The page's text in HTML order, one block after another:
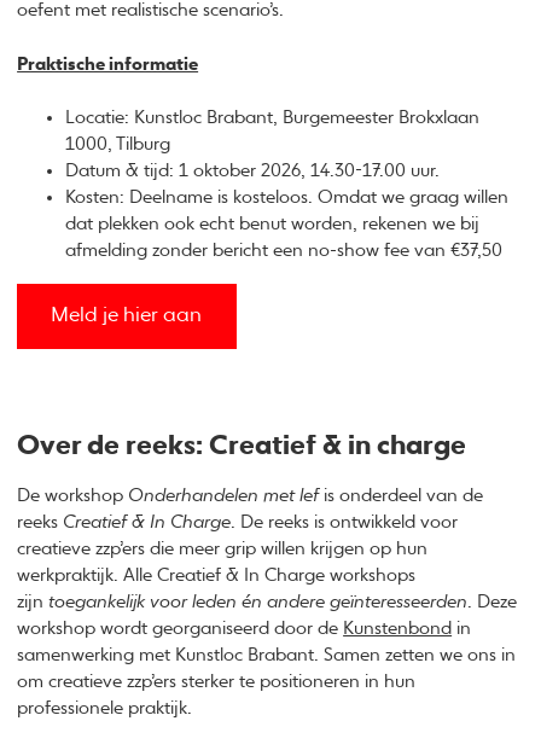
oefent met realistische scenario’s.
Praktische informatie
Locatie: Kunstloc Brabant, Burgemeester Brokxlaan
1000, Tilburg
Datum & tijd: 1 oktober 2026, 14.30-17.00 uur.
Kosten: Deelname is kosteloos. Omdat we graag willen
dat plekken ook echt benut worden, rekenen we bij
afmelding zonder bericht een no-show fee van €37,50
Meld je hier aan
Over de reeks: Creatief & in charge
De workshop Onderhandelen met lef is onderdeel van de
reeks Creatief & In Charge . De reeks is ontwikkeld voor
creatieve zzp’ers die meer grip willen krijgen op hun
werkpraktijk. Alle Creatief & In Charge workshops
zijntoegankelijk voor leden én andere geïnteresseerden . Deze
workshop wordt georganiseerd door de Kunstenbond in
samenwerking met Kunstloc Brabant. Samen zetten we ons in
om creatieve zzp’ers sterker te positioneren in hun
professionele praktijk.